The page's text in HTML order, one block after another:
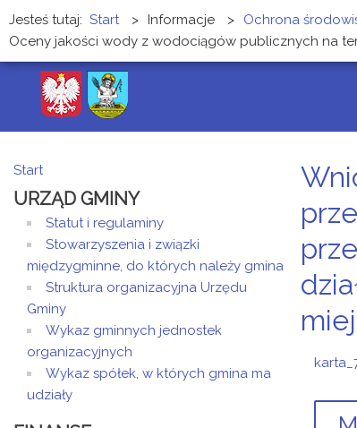
Jesteś tutaj: Start > Informacje > Ochrona
Oceny jakości wody z wodociągów publicznych na
Start
URZĄD GMINY
Statut i regulaminy
Stowarzyszenia i związki
międzygminne, do których należy gmina
Struktura organizacyjna Urzędu
Gminy
Wykaz gminnych jednostek
organizacyjnych
Wykaz spółek, w których gmina ma
udziały